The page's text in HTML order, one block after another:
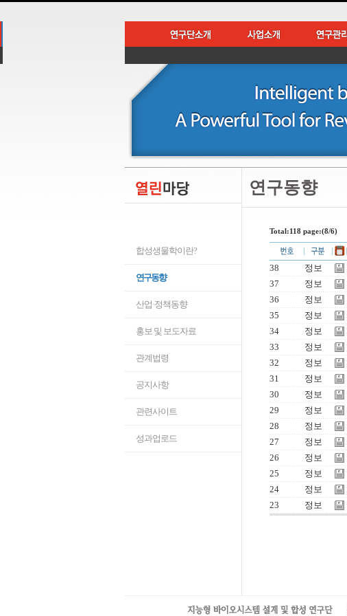
합성생물학이란?
연구동향
산업·정책동향
홍보 및 보도자료
관계법령
공지사항
관련사이트
성과업로드
연구동향
Total:118 page:(8/6)
38 정보
37
정보
36
정보
35
정보
34
정보
33
정보
32
정보
31
정보
30
정보
29
정보
28
정보
27
정보
26
정보
25
정보
24
정보
23
정보